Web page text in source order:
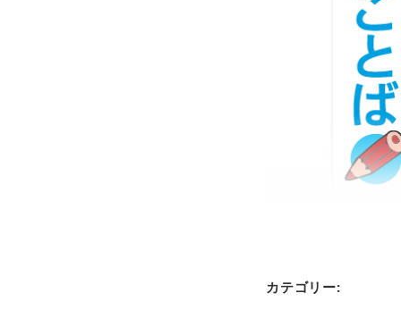
カテゴリー: